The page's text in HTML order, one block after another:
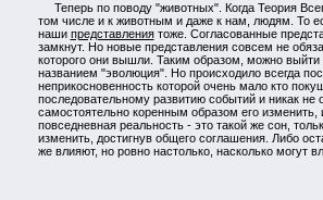
Теперь по поводу "животных". Когда Теория
том числе и к животным и даже к нам, людям. То
наши представлениятоже. Согласованные
замкнут. Но новые представления совсем не
которого они вышли. Таким образом, можно выйти
названием "эволюция". Но происходило всегда
неприкосновенность которой очень мало кто
последовательному развитию событий и никак
самостоятельно коренным образом его
повседневная реальность - это такой же сон,
изменить, достигнув общего соглашения. Либо
же влияют, но ровно настолько, насколько